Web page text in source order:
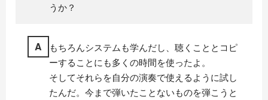
うか？
A
もちろんシステムも学んだし、聴くこととコピ
ーすることにも多くの時間を使ったよ。
そしてそれらを自分の演奏で使えるように試し
たんだ。今まで弾いたことないものを弾こうと